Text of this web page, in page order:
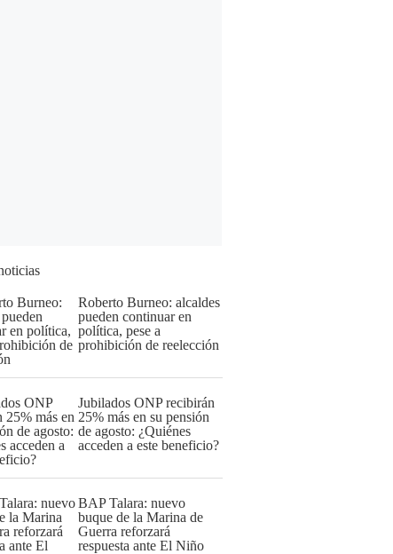
Roberto Burneo: alcaldes
pueden continuar en
política, pese a
prohibición de reelección
Jubilados ONP recibirán
25% más en su pensión
de agosto: ¿Quiénes
acceden a este beneficio?
BAP Talara: nuevo
buque de la Marina de
Guerra reforzará
respuesta ante El Niño